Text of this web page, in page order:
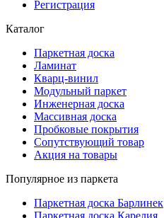
Регистрация
Каталог
Паркетная доска
Ламинат
Кварц-винил
Модульный паркет
Инженерная доска
Массивная доска
Пробковые покрытия
Сопутствующий товар
Акция на товары
Популярное из паркета
Паркетная доска Барлинек
Паркетная доска Карелия